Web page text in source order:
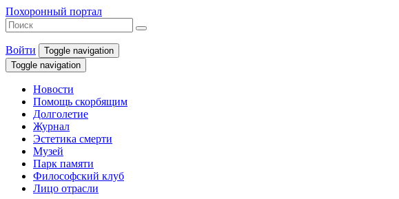
Похоронный портал
Войти
Toggle navigation
Toggle navigation
Новости
Помощь скорбящим
Долголетие
Журнал
Эстетика смерти
Музей
Парк памяти
Философский клуб
Лицо отрасли